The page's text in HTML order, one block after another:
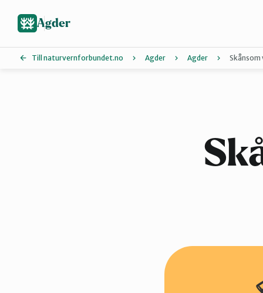
hovedinnhold
Agder
Till naturvernforbundet.no Agder Agder